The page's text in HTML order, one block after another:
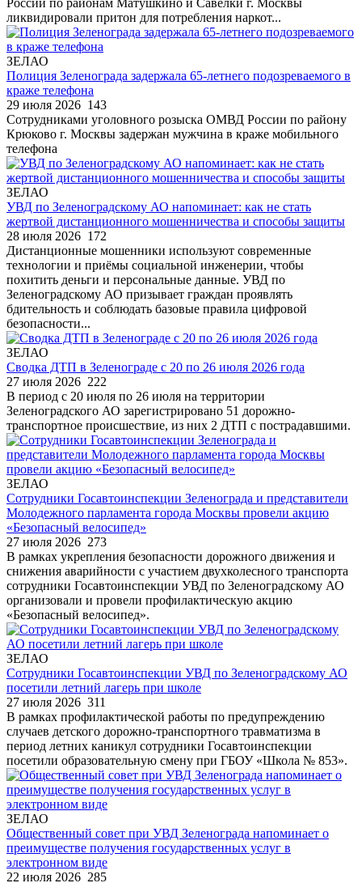
России по районам Матушкино и Савелки г. Москвы
ликвидировали притон для потребления наркот...
ЗЕЛАО
Полиция Зеленограда задержала 65-летнего подозреваемого в
краже телефона
29 июля 2026 143
Сотрудниками уголовного розыска ОМВД России по району
Крюково г. Москвы задержан мужчина в краже мобильного
телефона
ЗЕЛАО
УВД по Зеленоградскому АО напоминает: как не стать
жертвой дистанционного мошенничества и способы защиты
28 июля 2026 172
Дистанционные мошенники используют современные
технологии и приёмы социальной инженерии, чтобы
похитить деньги и персональные данные. УВД по
Зеленоградскому АО призывает граждан проявлять
бдительность и соблюдать базовые правила цифровой
безопасности...
ЗЕЛАО
Сводка ДТП в Зеленограде с 20 по 26 июля 2026 года
27 июля 2026 222
В период с 20 июля по 26 июля на территории
Зеленоградского АО зарегистрировано 51 дорожно-
транспортное происшествие, из них 2 ДТП с пострадавшими.
ЗЕЛАО
Сотрудники Госавтоинспекции Зеленограда и представители
Молодежного парламента города Москвы провели акцию
«Безопасный велосипед»
27 июля 2026 273
В рамках укрепления безопасности дорожного движения и
снижения аварийности с участием двухколесного транспорта
сотрудники Госавтоинспекции УВД по Зеленоградскому АО
организовали и провели профилактическую акцию
«Безопасный велосипед».
ЗЕЛАО
Сотрудники Госавтоинспекции УВД по Зеленоградскому АО
посетили летний лагерь при школе
27 июля 2026 311
В рамках профилактической работы по предупреждению
случаев детского дорожно-транспортного травматизма в
период летних каникул сотрудники Госавтоинспекции
посетили образовательную смену при ГБОУ «Школа № 853».
ЗЕЛАО
Общественный совет при УВД Зеленограда напоминает о
преимуществе получения государственных услуг в
электронном виде
22 июля 2026 285